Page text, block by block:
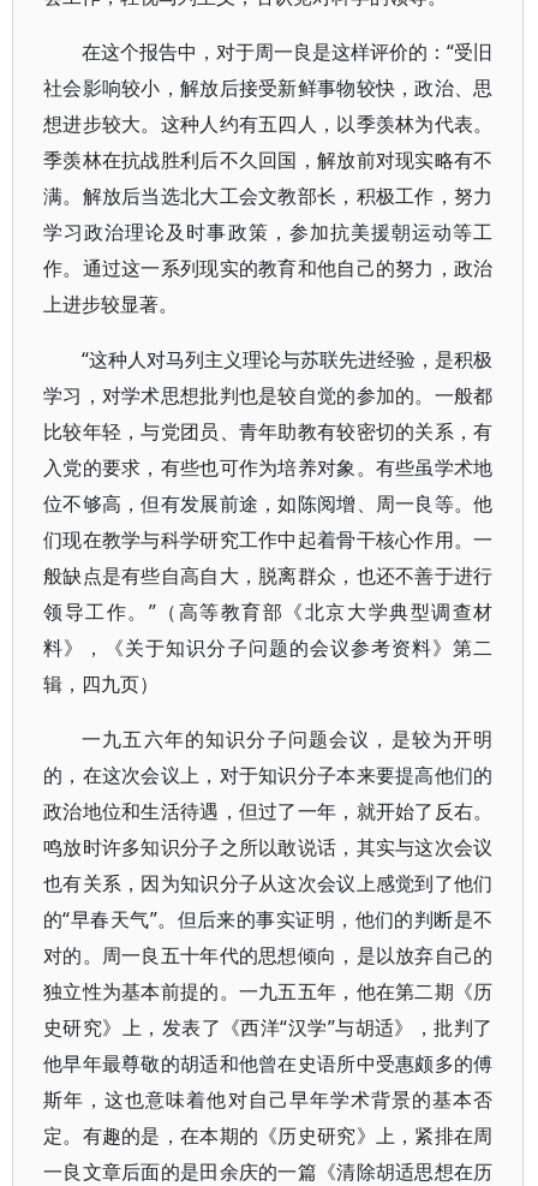
在这个报告中，对于周一良是这样评价的：“受旧
社会影响较小，解放后接受新鲜事物较快，政治、思
想进步较大。这种人约有五四人，以季羡林为代表。
季羡林在抗战胜利后不久回国，解放前对现实略有不
满。解放后当选北大工会文教部长，积极工作，努力
学习政治理论及时事政策，参加抗美援朝运动等工
作。通过这一系列现实的教育和他自己的努力，政治
上进步较显著。
“这种人对马列主义理论与苏联先进经验，是积极
学习，对学术思想批判也是较自觉的参加的。一般都
比较年轻，与党团员、青年助教有较密切的关系，有
入党的要求，有些也可作为培养对象。有些虽学术地
位不够高，但有发展前途，如陈阅增、周一良等。他
们现在教学与科学研究工作中起着骨干核心作用。一
般缺点是有些自高自大，脱离群众，也还不善于进行
领导工作。”（高等教育部《北京大学典型调查材
料》，《关于知识分子问题的会议参考资料》第二
辑，四九页）
一九五六年的知识分子问题会议，是较为开明
的，在这次会议上，对于知识分子本来要提高他们的
政治地位和生活待遇，但过了一年，就开始了反右。
鸣放时许多知识分子之所以敢说话，其实与这次会议
也有关系，因为知识分子从这次会议上感觉到了他们
的“早春天气”。但后来的事实证明，他们的判断是不
对的。周一良五十年代的思想倾向，是以放弃自己的
独立性为基本前提的。一九五五年，他在第二期《历
史研究》上，发表了《西洋“汉学”与胡适》，批判了
他早年最尊敬的胡适和他曾在史语所中受惠颇多的傅
斯年，这也意味着他对自己早年学术背景的基本否
定。有趣的是，在本期的《历史研究》上，紧排在周
一良文章后面的是田余庆的一篇《清除胡适思想在历